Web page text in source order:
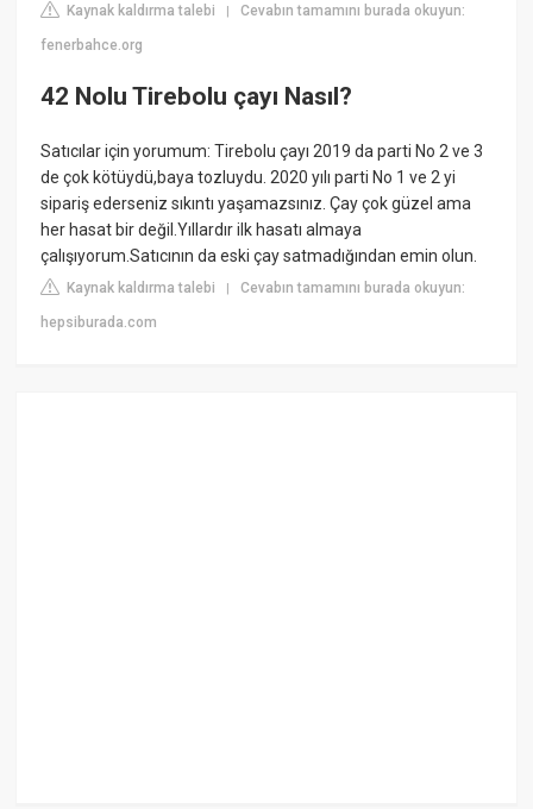
Kaynak kaldırma talebi |Cevabın tamamını burada okuyun:
fenerbahce.org
42 Nolu Tirebolu çayı Nasıl?
Satıcılar için yorumum: Tirebolu çayı 2019 da parti No 2 ve 3
de çok kötüydü,baya tozluydu. 2020 yılı parti No 1 ve 2 yi
sipariş ederseniz sıkıntı yaşamazsınız. Çay çok güzel ama
her hasat bir değil.Yıllardır ilk hasatı almaya
çalışıyorum.Satıcının da eski çay satmadığından emin olun.
Kaynak kaldırma talebi |Cevabın tamamını burada okuyun:
hepsiburada.com